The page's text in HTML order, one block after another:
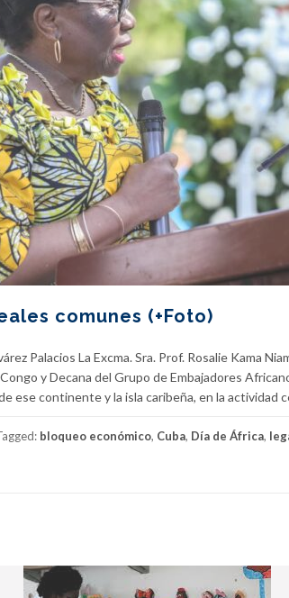
comunes (+Foto)
Palacios La Excma. Sra. Prof. Rosalie Kama
y Decana del Grupo de Embajadores
ese continente y la isla caribeña, en la actividad
bloqueo económico, Cuba, Día de África,